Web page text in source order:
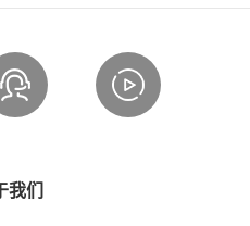
我们